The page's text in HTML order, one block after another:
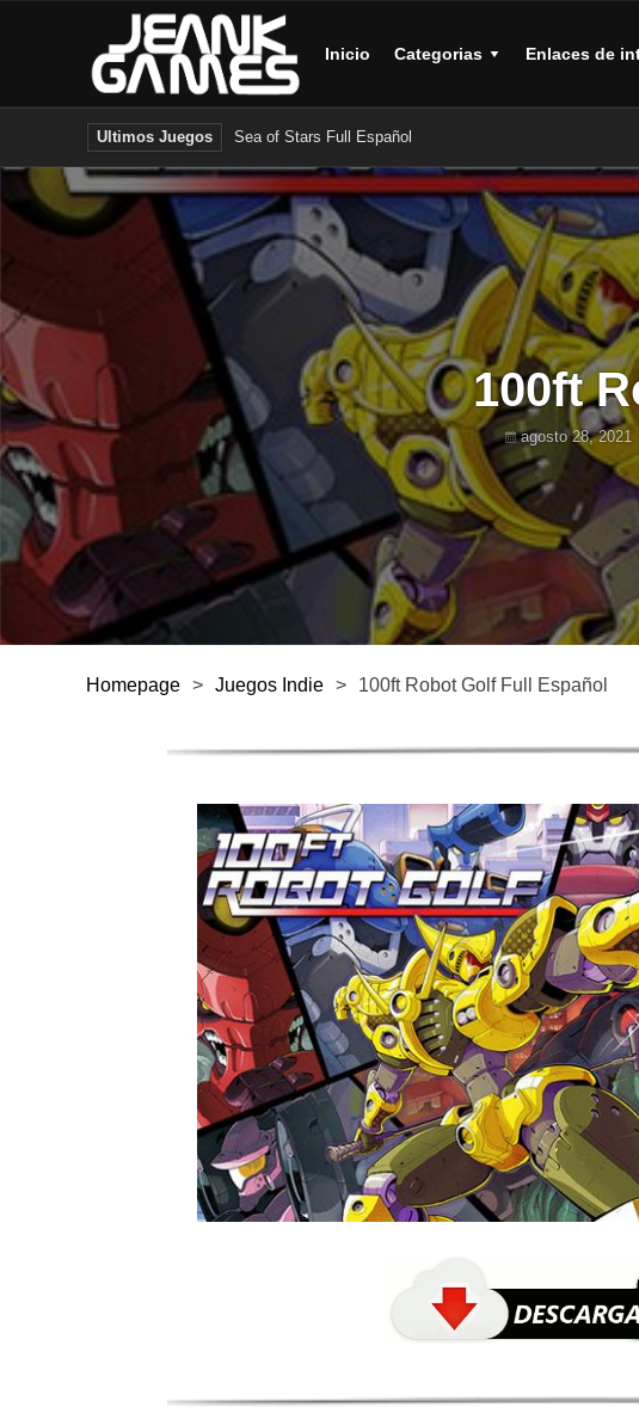
Inicio Categorias Enlaces de
Ultimos Juegos Sea of Stars Full Español
100ft
agosto 28, 2021
Homepage > Juegos Indie > 100ft Robot Golf Full Español